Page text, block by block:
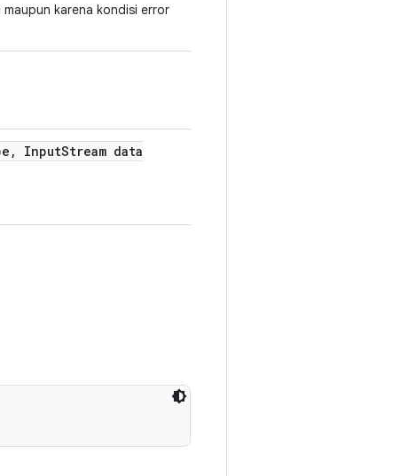
karena kondisi error
, InputStream data